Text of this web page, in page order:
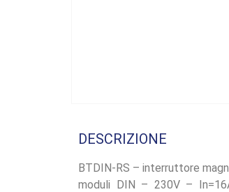
DESCRIZIONE
BTDIN-RS – interruttore
moduli DIN – 230V –